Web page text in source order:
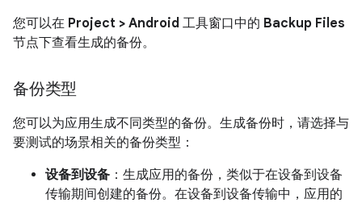
您可以在 Project > Android 工具窗口中的 Backup Files
节点下查看生成的备份。
备份类型
您可以为应用生成不同类型的备份。生成备份时，请选择与
要测试的场景相关的备份类型：
设备到设备 ：生成应用的备份，类似于在设备到设备
传输期间创建的备份。在设备到设备传输中，应用的